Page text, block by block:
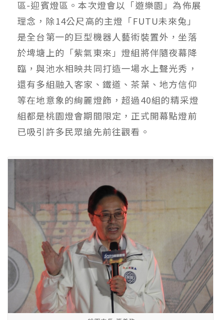
區-迎賓燈區。本次燈會以「遊樂園」為佈展
理念，除14公尺高的主燈「FUTU未來兔」
是全台第一的巨型機器人藝術裝置外，坐落
於埤塘上的「紫氣東來」燈組將伴隨夜幕降
臨，與池水相映共同打造一場水上聲光秀，
還有多組融入客家、鐵道、茶葉、地方信仰
等在地意象的絢麗燈飾，超過40組的精采燈
組都是桃園燈會期間限定，正式開幕點燈前
已吸引許多民眾搶先前往觀看。